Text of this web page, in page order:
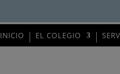
INICIO EL COLEGIO